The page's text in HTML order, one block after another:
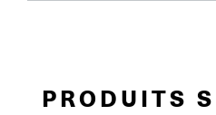
PRODUITS